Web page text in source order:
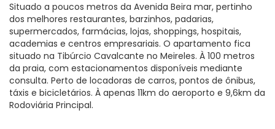
Situado a poucos metros da Avenida Beira mar, pertinho
dos melhores restaurantes, barzinhos, padarias,
supermercados, farmácias, lojas, shoppings, hospitais,
academias e centros empresariais. O apartamento fica
situado na Tibúrcio Cavalcante no Meireles. À 100 metros
da praia, com estacionamentos disponíveis mediante
consulta. Perto de locadoras de carros, pontos de ônibus,
táxis e bicicletários. À apenas 11km do aeroporto e 9,6km da
Rodoviária Principal.